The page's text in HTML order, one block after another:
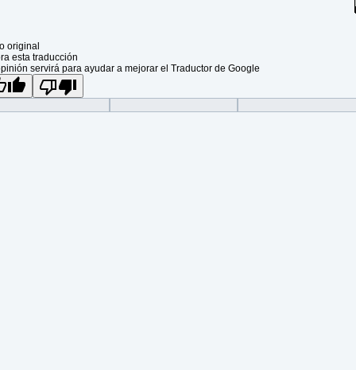
original
esta traducción
servirá para ayudar a mejorar el Traductor de Google